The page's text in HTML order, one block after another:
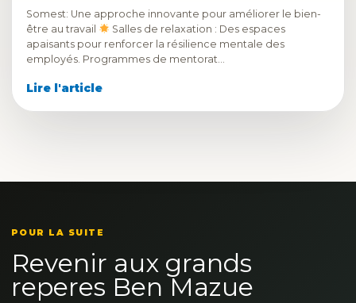
Somest: Une approche innovante pour améliorer le bien-
être au travail
Salles de relaxation : Des espaces
apaisants pour renforcer la résilience mentale des
employés. Programmes de mentorat…
Lire l'article
POUR LA SUITE
Revenir aux grands
reperes Ben Mazue